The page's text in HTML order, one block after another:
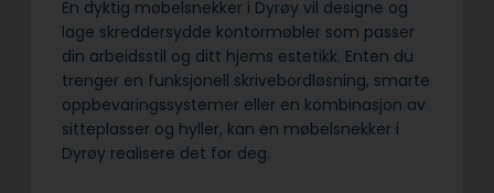
En dyktig møbelsnekker i Dyrøy vil designe og
lage skreddersydde kontormøbler som passer
din arbeidsstil og ditt hjems estetikk. Enten du
trenger en funksjonell skrivebordløsning, smarte
oppbevaringssystemer eller en kombinasjon av
sitteplasser og hyller, kan en møbelsnekker i
Dyrøy realisere det for deg.